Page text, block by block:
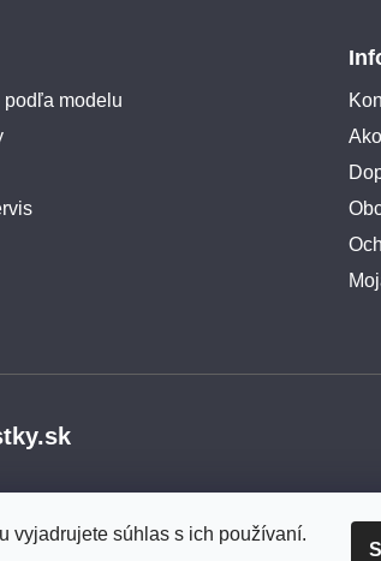
vyjadrujete súhlas s ich používaní.
modelu